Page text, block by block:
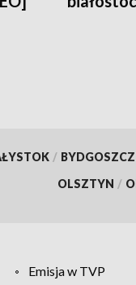
/ BYDGOSZCZ
OLSZTYN /
Emisja w TVP